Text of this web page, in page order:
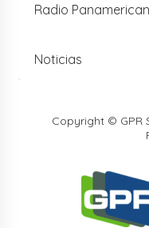
Radio
Noticias
Copyright © GPR